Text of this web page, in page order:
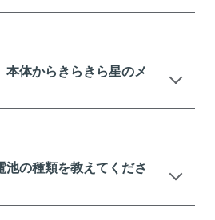
本体からきらきら星のメ
池の種類を教えてくださ